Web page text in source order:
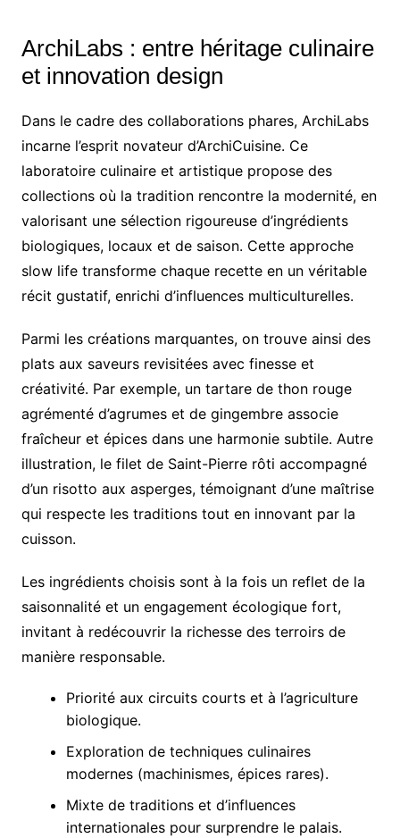
ArchiLabs : entre héritage culinaire
et innovation design
Dans le cadre des collaborations phares, ArchiLabs
incarne l’esprit novateur d’ArchiCuisine. Ce
laboratoire culinaire et artistique propose des
collections où la tradition rencontre la modernité, en
valorisant une sélection rigoureuse d’ingrédients
biologiques, locaux et de saison. Cette approche
slow life transforme chaque recette en un véritable
récit gustatif, enrichi d’influences multiculturelles.
Parmi les créations marquantes, on trouve ainsi des
plats aux saveurs revisitées avec finesse et
créativité. Par exemple, un tartare de thon rouge
agrémenté d’agrumes et de gingembre associe
fraîcheur et épices dans une harmonie subtile. Autre
illustration, le filet de Saint-Pierre rôti accompagné
d’un risotto aux asperges, témoignant d’une maîtrise
qui respecte les traditions tout en innovant par la
cuisson.
Les ingrédients choisis sont à la fois un reflet de la
saisonnalité et un engagement écologique fort,
invitant à redécouvrir la richesse des terroirs de
manière responsable.
Priorité aux circuits courts et à l’agriculture
biologique.
Exploration de techniques culinaires
modernes (machinismes, épices rares).
Mixte de traditions et d’influences
internationales pour surprendre le palais.